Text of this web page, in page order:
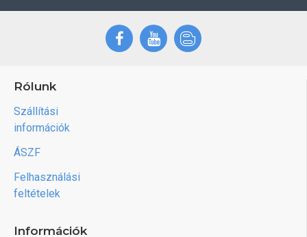
Rólunk
Szállítási
információk
ÁSZF
Felhasználási
feltételek
Információk